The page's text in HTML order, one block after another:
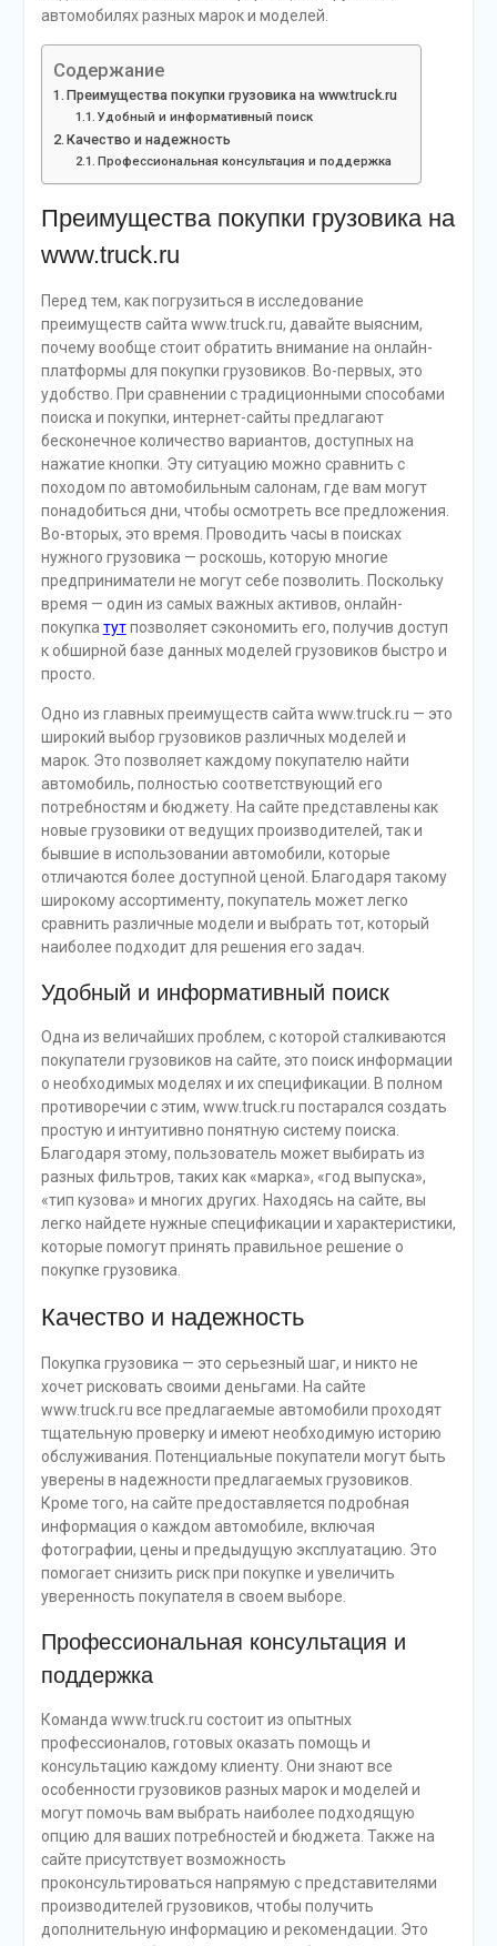
автомобилях разных марок и моделей.
Содержание
Преимущества покупки грузовика на www.truck.ru
Удобный и информативный поиск
Качество и надежность
Профессиональная консультация и поддержка
Преимущества покупки грузовика на
www.truck.ru
Перед тем, как погрузиться в исследование
преимуществ сайта www.truck.ru, давайте выясним,
почему вообще стоит обратить внимание на онлайн-
платформы для покупки грузовиков. Во-первых, это
удобство. При сравнении с традиционными способами
поиска и покупки, интернет-сайты предлагают
бесконечное количество вариантов, доступных на
нажатие кнопки. Эту ситуацию можно сравнить с
походом по автомобильным салонам, где вам могут
понадобиться дни, чтобы осмотреть все предложения.
Во-вторых, это время. Проводить часы в поисках
нужного грузовика — роскошь, которую многие
предприниматели не могут себе позволить. Поскольку
время — один из самых важных активов, онлайн-
покупкатутпозволяет сэкономить его, получив доступ
к обширной базе данных моделей грузовиков быстро и
просто.
Одно из главных преимуществ сайта www.truck.ru — это
широкий выбор грузовиков различных моделей и
марок. Это позволяет каждому покупателю найти
автомобиль, полностью соответствующий его
потребностям и бюджету. На сайте представлены как
новые грузовики от ведущих производителей, так и
бывшие в использовании автомобили, которые
отличаются более доступной ценой. Благодаря такому
широкому ассортименту, покупатель может легко
сравнить различные модели и выбрать тот, который
наиболее подходит для решения его задач.
Удобный и информативный поиск
Одна из величайших проблем, с которой сталкиваются
покупатели грузовиков на сайте, это поиск информации
о необходимых моделях и их спецификации. В полном
противоречии с этим, www.truck.ru постарался создать
простую и интуитивно понятную систему поиска.
Благодаря этому, пользователь может выбирать из
разных фильтров, таких как «марка», «год выпуска»,
«тип кузова» и многих других. Находясь на сайте, вы
легко найдете нужные спецификации и характеристики,
которые помогут принять правильное решение о
покупке грузовика.
Качество и надежность
Покупка грузовика — это серьезный шаг, и никто не
хочет рисковать своими деньгами. На сайте
www.truck.ru все предлагаемые автомобили проходят
тщательную проверку и имеют необходимую историю
обслуживания. Потенциальные покупатели могут быть
уверены в надежности предлагаемых грузовиков.
Кроме того, на сайте предоставляется подробная
информация о каждом автомобиле, включая
фотографии, цены и предыдущую эксплуатацию. Это
помогает снизить риск при покупке и увеличить
уверенность покупателя в своем выборе.
Профессиональная консультация и
поддержка
Команда www.truck.ru состоит из опытных
профессионалов, готовых оказать помощь и
консультацию каждому клиенту. Они знают все
особенности грузовиков разных марок и моделей и
могут помочь вам выбрать наиболее подходящую
опцию для ваших потребностей и бюджета. Также на
сайте присутствует возможность
проконсультироваться напрямую с представителями
производителей грузовиков, чтобы получить
дополнительную информацию и рекомендации. Это